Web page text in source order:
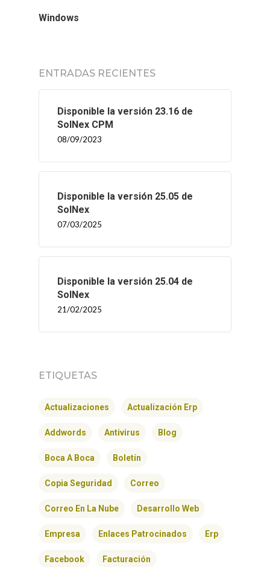
Windows
ENTRADAS RECIENTES
Disponible la versión 23.16 de
SolNex CPM
08/09/2023
Disponible la versión 25.05 de
SolNex
07/03/2025
Disponible la versión 25.04 de
SolNex
21/02/2025
ETIQUETAS
Actualizaciones Actualización Erp
Addwords Antivirus Blog
Boca A Boca Boletín
Copia Seguridad Correo
Correo En La Nube Desarrollo Web
Empresa Enlaces Patrocinados Erp
Facebook Facturación